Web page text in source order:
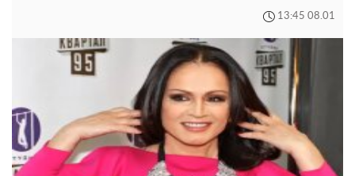
13:45 08.01